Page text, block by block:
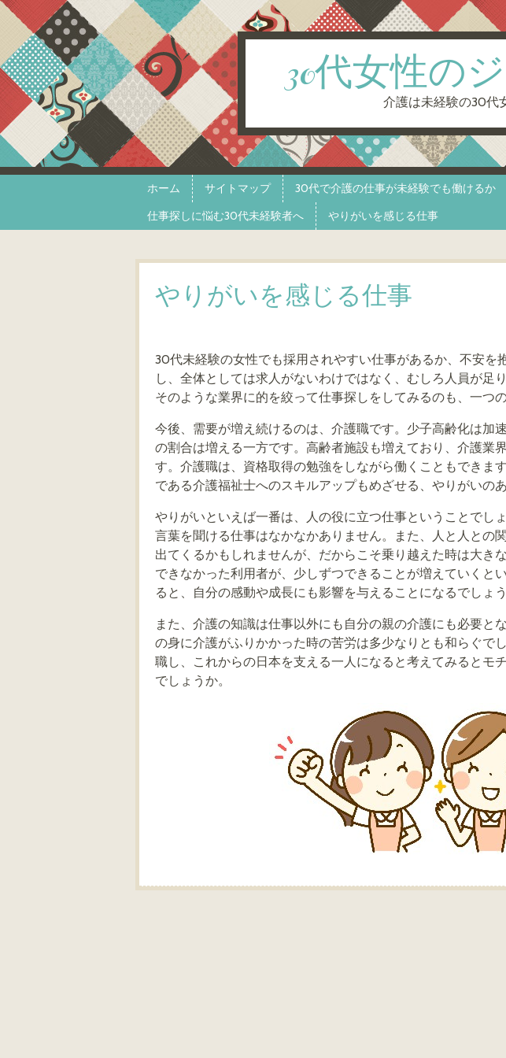
30代女性の
介護は未経験の30代
ホーム サイトマップ 30代で介護の仕事が未経験でも働けるか
仕事探しに悩む30代未経験者へ
やりがいを感じる仕事
やりがいを感じる仕事
30代未経験の女性でも採用されやすい仕事があるか、不安を
し、全体としては求人がないわけではなく、むしろ人員が足
そのような業界に的を絞って仕事探しをしてみるのも、一つ
今後、需要が増え続けるのは、介護職です。少子高齢化は加
の割合は増える一方です。高齢者施設も増えており、介護業
す。介護職は、資格取得の勉強をしながら働くこともできま
である介護福祉士へのスキルアップもめざせる、やりがいのあ
やりがいといえば一番は、人の役に立つ仕事ということでし
言葉を聞ける仕事はなかなかありません。また、人と人との
出てくるかもしれませんが、だからこそ乗り越えた時は大き
できなかった利用者が、少しずつできることが増えていくと
ると、自分の感動や成長にも影響を与えることになるでしょう
また、介護の知識は仕事以外にも自分の親の介護にも必要と
の身に介護がふりかかった時の苦労は多少なりとも和らぐで
職し、これからの日本を支える一人になると考えてみるとモ
でしょうか。